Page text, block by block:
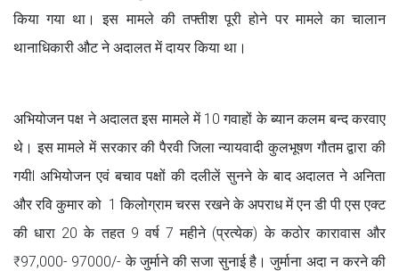
किया गया था। इस मामले की तफ्तीश पूरी होने पर मामले का चालान
थानाधिकारी औट ने अदालत में दायर किया था।
अभियोजन पक्ष ने अदालत इस मामले में 10 गवाहों के ब्यान कलम बन्द करवाए
थे। इस मामले में सरकार की पैरवी जिला न्यायवादी कुलभूषण गौतम द्वारा की
गयीl अभियोजन एवं बचाव पक्षों की दलीलें सुनने के बाद अदालत ने अनिता
और रवि कुमार को 1 किलोग्राम चरस रखने के अपराध में एन डी पी एस एक्ट
की धारा 20 के तहत 9 वर्ष 7 महीने (प्रत्येक) के कठोर कारावास और
₹97,000- 97000/- के जुर्माने की सजा सुनाई है। जुर्माना अदा न करने की